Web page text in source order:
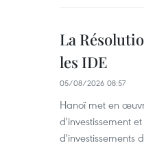
La
les IDE
05/08/2026 08:57
Hanoï met en
d'investissement
d'investissements